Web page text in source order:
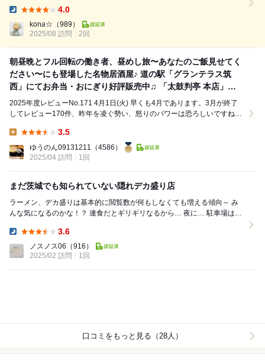
4.0
kona☆ （989）
2025/08 訪問
2回
朝昼晩とフル回転の働き者、昼めし旅〜あなたのご飯見せてく
ださい〜にも登場した名物居酒屋♪ 道の駅「グランテラス筑
西」にてお弁当・おにぎり好評販売中♫ 「太鼓判亭 本店」さ
んの巻(●´ω｀●)
2025年度レビューNo.171 4月1日(火) 早くも4月であります。3月が終了
してレビュー170件、昨年を凌ぐ勢い、怒りのパワーは恐ろしいですね。
3.5
ゆうのん09131211 （4586）
2025/04 訪問
1回
まだ茨城でも知られていない隠れデカ盛り店
ラーメン、デカ盛りは基本的に閲覧数が何もしなくても増える傾向～ み
んな気になるのかな！？ 連食だとギリギリなるから… 夜に… 駐車場は砂
3.6
ノスノス06 （916）
2025/02 訪問
1回
口コミをもっと見る（28人）